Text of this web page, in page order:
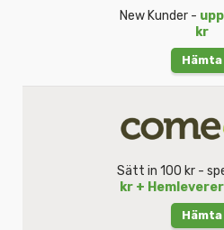
New Kunder -
kr
Hämta
Sätt in 100 kr -
kr +
Hämta